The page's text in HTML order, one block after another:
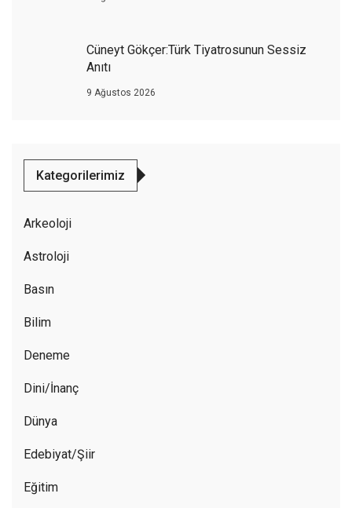
Cüneyt Gökçer:Türk Tiyatrosunun Sessiz
Anıtı
9 Ağustos 2026
Kategorilerimiz
Arkeoloji
Astroloji
Basın
Bilim
Deneme
Dini/İnanç
Dünya
Edebiyat/Şiir
Eğitim